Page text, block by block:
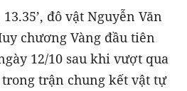
đô vật Nguyễn Văn
chương Vàng đầu tiên
12/10 sau khi vượt qua
trận chung kết vật tự